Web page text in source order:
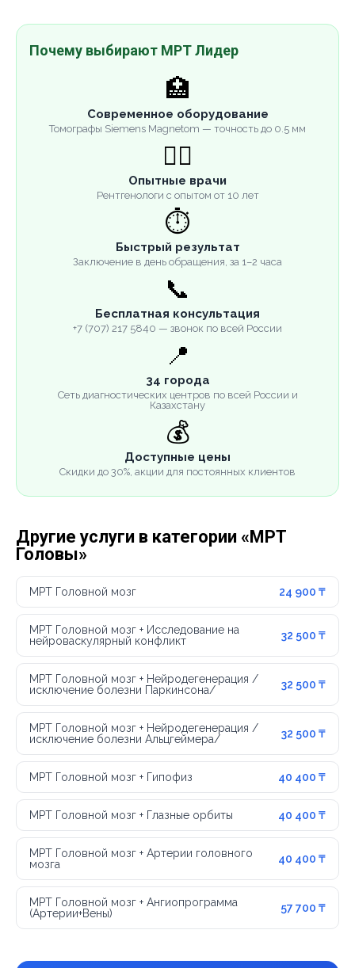
Почему выбирают МРТ Лидер
🏥
Современное оборудование
Томографы Siemens Magnetom — точность до 0.5 мм
👨‍⚕️
Опытные врачи
Рентгенологи с опытом от 10 лет
⏱️
Быстрый результат
Заключение в день обращения, за 1–2 часа
📞
Бесплатная консультация
+7 (707) 217 5840 — звонок по всей России
📍
34 города
Сеть диагностических центров по всей России и
Казахстану
💰
Доступные цены
Скидки до 30%, акции для постоянных клиентов
Другие услуги в категории «МРТ
Головы»
МРТ Головной мозг 24 900 ₸
МРТ Головной мозг + Исследование на
нейроваскулярный конфликт
32 500 ₸
МРТ Головной мозг + Нейродегенерация /
исключение болезни Паркинсона/
32 500 ₸
МРТ Головной мозг + Нейродегенерация /
исключение болезни Альцгеймера/
32 500 ₸
МРТ Головной мозг + Гипофиз 40 400 ₸
МРТ Головной мозг + Глазные орбиты 40 400 ₸
МРТ Головной мозг + Артерии головного
мозга
40 400 ₸
МРТ Головной мозг + Ангиопрограмма
(Артерии+Вены)
57 700 ₸